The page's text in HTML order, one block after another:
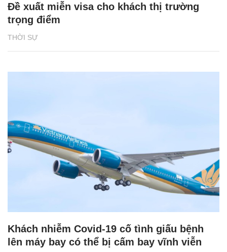
THỜI SỰ
Đề xuất miễn visa cho khách thị trường
trọng điểm
Khách nhiễm Covid-19 cố tình giấu bệnh
lên máy bay có thể bị cấm bay vĩnh viễn